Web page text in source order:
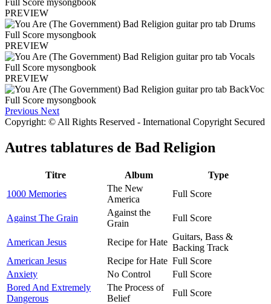
PREVIEW
PREVIEW
PREVIEW
Previous Next
Copyright: © All Rights Reserved - International Copyright Secured
Autres tablatures de Bad Religion
Titre Album
Type
1000 Memories
The New
America
Full Score
Against The Grain
Against the
Grain
Full Score
American Jesus Recipe for Hate
Guitars, Bass &
Backing Track
American Jesus
Recipe for Hate Full Score
Anxiety
No Control
Full Score
Bored And Extremely
Dangerous
The Process of
Belief
Full Score